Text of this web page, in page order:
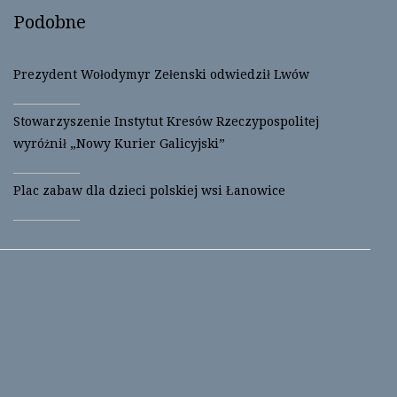
Podobne
Prezydent Wołodymyr Zełenski odwiedził Lwów
Stowarzyszenie Instytut Kresów Rzeczypospolitej
wyróżnił „Nowy Kurier Galicyjski”
Plac zabaw dla dzieci polskiej wsi Łanowice